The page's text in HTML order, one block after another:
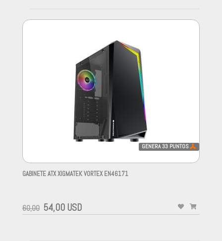
GENERA33 PUNTOS
GABINETE ATX XIGMATEK VORTEX EN46171
60,00 54,00 USD